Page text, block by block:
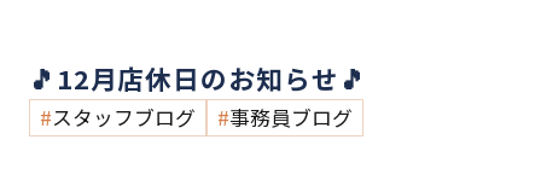
🎵12月店休日のお知らせ🎵
スタッフブログ 事務員ブログ